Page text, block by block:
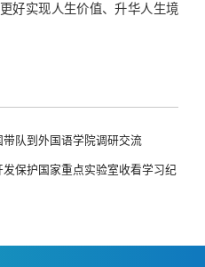
好实现人生价值、升华人生境
带队到外国语学院调研交流
保护国家重点实验室收看学习纪